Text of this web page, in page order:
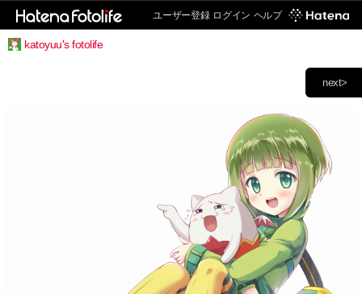
ユーザー登録 ログイン ヘルプ
katoyuu's fotolife
next>